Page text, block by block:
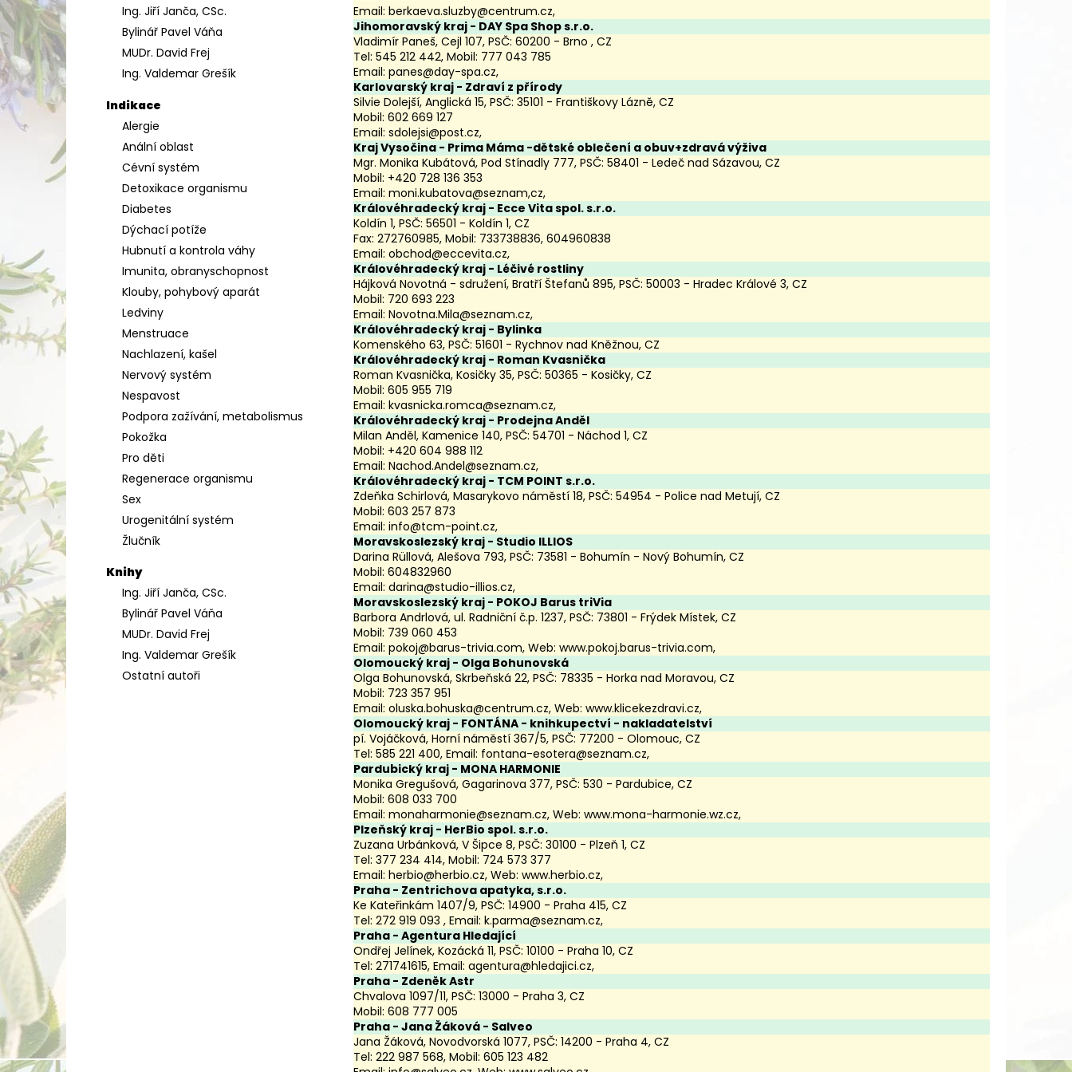
a
n
l
Ing. Jiří Janča, CSc.
Bylinář Pavel Váňa
MUDr. David Frej
Ing. Valdemar Grešík
Indikace
Alergie
Anální oblast
Cévní systém
Detoxikace organismu
Diabetes
Dýchací potíže
Hubnutí a kontrola váhy
Imunita, obranyschopnost
Klouby, pohybový aparát
Ledviny
Menstruace
Nachlazení, kašel
Nervový systém
Nespavost
Podpora zažívání, metabolismus
Pokožka
Pro děti
Regenerace organismu
Sex
Urogenitální systém
Žlučník
Knihy
Ing. Jiří Janča, CSc.
Bylinář Pavel Váňa
MUDr. David Frej
Ing. Valdemar Grešík
Ostatní autoři
Email: berkaeva.sluzby@centrum.cz,
Jihomoravský kraj - DAY Spa Shop s.r.o.
Vladimír Paneš, Cejl 107, PSČ: 60200 - Brno , CZ
Tel: 545 212 442, Mobil: 777 043 785
Email: panes@day-spa.cz,
Karlovarský kraj - Zdraví z přírody
Silvie Dolejší, Anglická 15, PSČ: 35101 - Františkovy Lázně, CZ
Mobil: 602 669 127
Email: sdolejsi@post.cz,
Kraj Vysočina - Prima Máma -dětské oblečení a obuv+zdravá výživa
Mgr. Monika Kubátová, Pod Stínadly 777, PSČ: 58401 - Ledeč nad Sázavou, CZ
Mobil: +420 728 136 353
Email: moni.kubatova@seznam,cz,
Královéhradecký kraj - Ecce Vita spol. s.r.o.
Koldín 1, PSČ: 56501 - Koldín 1, CZ
Fax: 272760985, Mobil: 733738836, 604960838
Email: obchod@eccevita.cz,
Královéhradecký kraj - Léčivé rostliny
Hájková Novotná - sdružení, Bratří Štefanů 895, PSČ: 50003 - Hradec Králové 3, CZ
Mobil: 720 693 223
Email: Novotna.Mila@seznam.cz,
Královéhradecký kraj - Bylinka
Komenského 63, PSČ: 51601 - Rychnov nad Kněžnou, CZ
Královéhradecký kraj - Roman Kvasnička
Roman Kvasnička, Kosičky 35, PSČ: 50365 - Kosičky, CZ
Mobil: 605 955 719
Email: kvasnicka.romca@seznam.cz,
Královéhradecký kraj - Prodejna Anděl
Milan Anděl, Kamenice 140, PSČ: 54701 - Náchod 1, CZ
Mobil: +420 604 988 112
Email: Nachod.Andel@seznam.cz,
Královéhradecký kraj - TCM POINT s.r.o.
Zdeňka Schirlová, Masarykovo náměstí 18, PSČ: 54954 - Police nad Metují, CZ
Mobil: 603 257 873
Email: info@tcm-point.cz,
Moravskoslezský kraj - Studio ILLIOS
Darina Rüllová, Alešova 793, PSČ: 73581 - Bohumín - Nový Bohumín, CZ
Mobil: 604832960
Email: darina@studio-illios.cz,
Moravskoslezský kraj - POKOJ Barus triVia
Barbora Andrlová, ul. Radniční č.p. 1237, PSČ: 73801 - Frýdek Místek, CZ
Mobil: 739 060 453
Email: pokoj@barus-trivia.com, Web: www.pokoj.barus-trivia.com,
Olomoucký kraj - Olga Bohunovská
Olga Bohunovská, Skrbeňská 22, PSČ: 78335 - Horka nad Moravou, CZ
Mobil: 723 357 951
Email: oluska.bohuska@centrum.cz, Web: www.klicekezdravi.cz,
Olomoucký kraj - FONTÁNA - knihkupectví - nakladatelství
pí. Vojáčková, Horní náměstí 367/5, PSČ: 77200 - Olomouc, CZ
Tel: 585 221 400, Email: fontana-esotera@seznam.cz,
Pardubický kraj - MONA HARMONIE
Monika Gregušová, Gagarinova 377, PSČ: 530 - Pardubice, CZ
Mobil: 608 033 700
Email: monaharmonie@seznam.cz, Web: www.mona-harmonie.wz.cz,
Plzeňský kraj - HerBio spol. s.r.o.
Zuzana Urbánková, V Šipce 8, PSČ: 30100 - Plzeň 1, CZ
Tel: 377 234 414, Mobil: 724 573 377
Email: herbio@herbio.cz, Web: www.herbio.cz,
Praha - Zentrichova apatyka, s.r.o.
Ke Kateřinkám 1407/9, PSČ: 14900 - Praha 415, CZ
Tel: 272 919 093 , Email: k.parma@seznam.cz,
Praha - Agentura Hledající
Ondřej Jelínek, Kozácká 11, PSČ: 10100 - Praha 10, CZ
Tel: 271741615, Email: agentura@hledajici.cz,
Praha - Zdeněk Astr
Chvalova 1097/11, PSČ: 13000 - Praha 3, CZ
Mobil: 608 777 005
Praha - Jana Žáková - Salveo
Jana Žáková, Novodvorská 1077, PSČ: 14200 - Praha 4, CZ
Tel: 222 987 568, Mobil: 605 123 482